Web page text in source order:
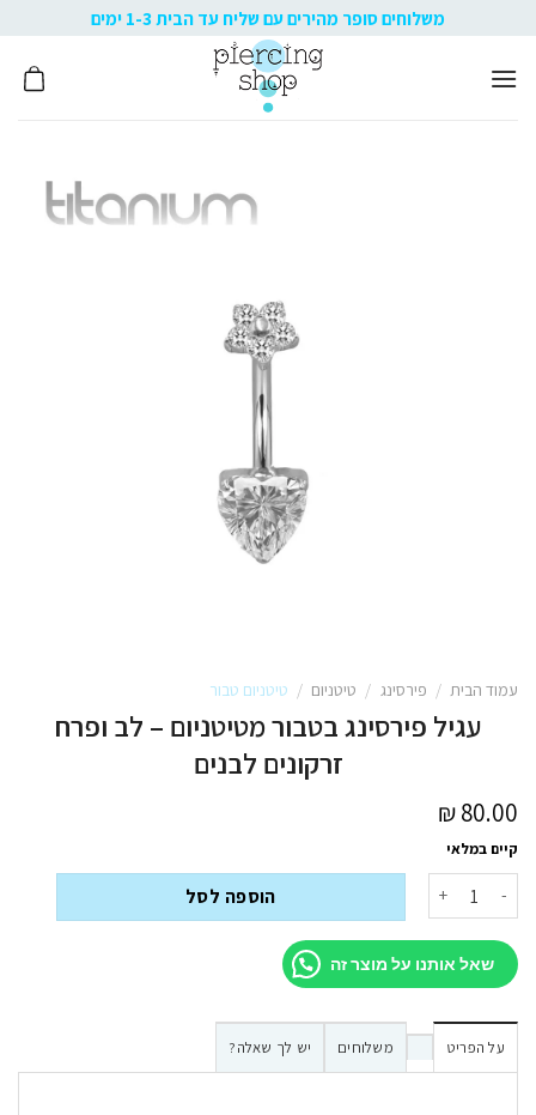
to
content
משלוחים סופר מהירים עם שליח עד הבית 1-3 ימים
עמוד הבית / פירסינג / טיטניום / טיטניום טבור
עגיל פירסינג בטבור מטיטניום – לב ופרח
זרקונים לבנים
80.00
₪
קיים במלאי
כמות של עגיל פירסינג בטבור מטיטניום - לב ופרח זרקונים לבנים
הוספה לסל
שאל אותנו על מוצר זה
על הפריט משלוחים יש לך שאלה?